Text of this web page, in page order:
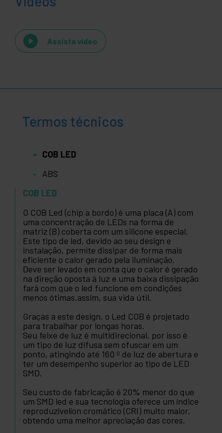
Assista vídeo
Termos técnicos
COB LED
ABS
COB LED
O COB Led (chip a bordo) é uma placa (A) com
uma concentração de LEDs na forma de
matriz (B) coberta com um silicone especial.
Este tipo de led, devido ao seu design e
instalação, permite dissipar de forma mais
eficiente o calor gerado pela iluminação.
Deve ser levado em conta que o calor é gerado
na direção oposta à luz e uma baixa dissipação
fará com que o led funcione em condições
menos ótimas.assim, sua vida útil.
Graças a este design, o Led COB é projetado
para trabalhar por longas horas.
Seu feixe de luz é multidirecional, por isso é
um tipo de luz difusa sem ofuscar em um
ponto, atingindo até 160 º de luz de abertura e
ter um desempenho superior ao tipo de LED
SMD.
Seu custo de fabricação é 20% menor do que
um SMD led e sua tecnologia oferece um índice
reproduzívelíon cromático (CRI) muito maior,
obtendo uma melhor apreciação das cores.